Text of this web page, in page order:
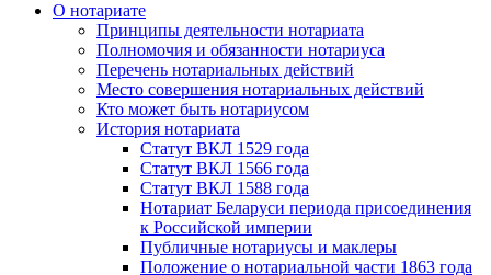
О нотариате
Принципы деятельности нотариата
Полномочия и обязанности нотариуса
Перечень нотариальных действий
Место совершения нотариальных действий
Кто может быть нотариусом
История нотариата
Статут ВКЛ 1529 года
Статут ВКЛ 1566 года
Статут ВКЛ 1588 года
Нотариат Беларуси периода присоединения
к Российской империи
Публичные нотариусы и маклеры
Положение о нотариальной части 1863 года